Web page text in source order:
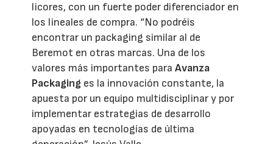
licores, con un fuerte poder diferenciador en
los lineales de compra. “No podréis
encontrar un packaging similar al de
Beremot en otras marcas. Una de los
valores más importantes para Avanza
Packaging es la innovación constante, la
apuesta por un equipo multidisciplinar y por
implementar estrategias de desarrollo
apoyadas en tecnologías de última